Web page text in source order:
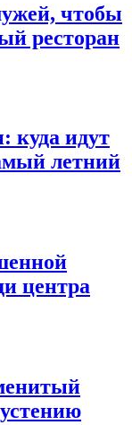
чтобы
ресторан
куда идут
летний
центра